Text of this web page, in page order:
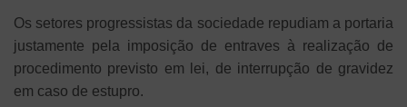
Os setores progressistas da sociedade repudiam a portaria
justamente pela imposição de entraves à realização de
procedimento previsto em lei, de interrupção de gravidez
em caso de estupro.